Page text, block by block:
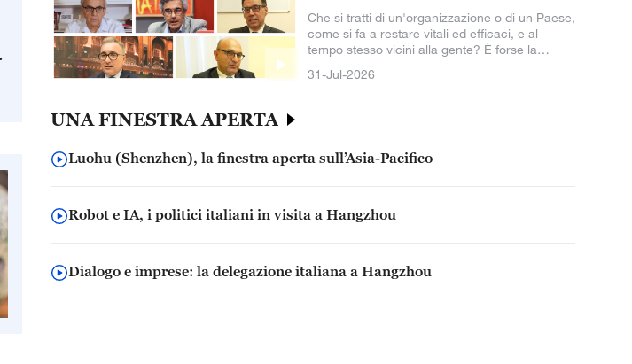
Che si tratti di un'organizzazione o di un Paese,
come si fa a restare vitali ed efficaci, e al
tempo stesso vicini alla gente? È forse la
31-Jul-2026
UNA FINESTRA APERTA
Luohu (Shenzhen), la finestra aperta sull’Asia-Pacifico
Robot e IA, i politici italiani in visita a Hangzhou
Dialogo e imprese: la delegazione italiana a Hangzhou